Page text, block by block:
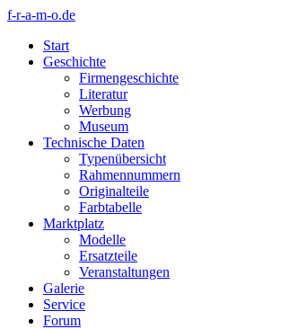
f-r-a-m-o.de
Start
Geschichte
Firmengeschichte
Literatur
Werbung
Museum
Technische Daten
Typenübersicht
Rahmennummern
Originalteile
Farbtabelle
Marktplatz
Modelle
Ersatzteile
Veranstaltungen
Galerie
Service
Forum